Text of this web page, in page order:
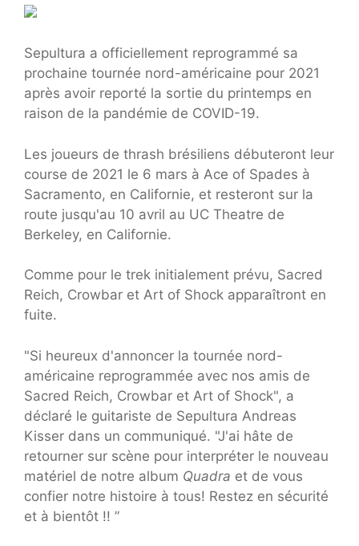
Sepultura a officiellement reprogrammé sa
prochaine tournée nord-américaine pour 2021
après avoir reporté la sortie du printemps en
raison de la pandémie de COVID-19.
Les joueurs de thrash brésiliens débuteront leur
course de 2021 le 6 mars à Ace of Spades à
Sacramento, en Californie, et resteront sur la
route jusqu'au 10 avril au UC Theatre de
Berkeley, en Californie.
Comme pour le trek initialement prévu, Sacred
Reich, Crowbar et Art of Shock apparaîtront en
fuite.
"Si heureux d'annoncer la tournée nord-
américaine reprogrammée avec nos amis de
Sacred Reich, Crowbar et Art of Shock", a
déclaré le guitariste de Sepultura Andreas
Kisser dans un communiqué. "J'ai hâte de
retourner sur scène pour interpréter le nouveau
matériel de notre album Quadra et de vous
confier notre histoire à tous! Restez en sécurité
et à bientôt !! ”